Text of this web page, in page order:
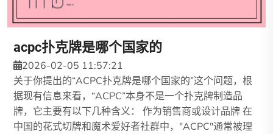
acpc扑克牌是哪个国家的
2026-02-05 11:57:21
关于你提出的“ACPC扑克牌是哪个国家的”这个问题，根
据现有信息来看，“ACPC”本身不是一个扑克牌制造品
牌，它主要有以下几种含义： 作为销售商或设计品牌 在
中国的花式切牌和魔术爱好者社群中，"ACPC"通常被理